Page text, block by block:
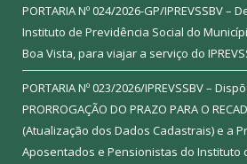
PORTARIA Nº 024/2026-GP/IPREVSSBV
Instituto de Previdência Social do
Boa Vista, para viajar a serviço do
PORTARIA Nº 023/2026/IPREVSSBV –
PRORROGAÇÃO DO PRAZO PARA O
(Atualização dos Dados Cadastrais) e a
Aposentados e Pensionistas do Instituto